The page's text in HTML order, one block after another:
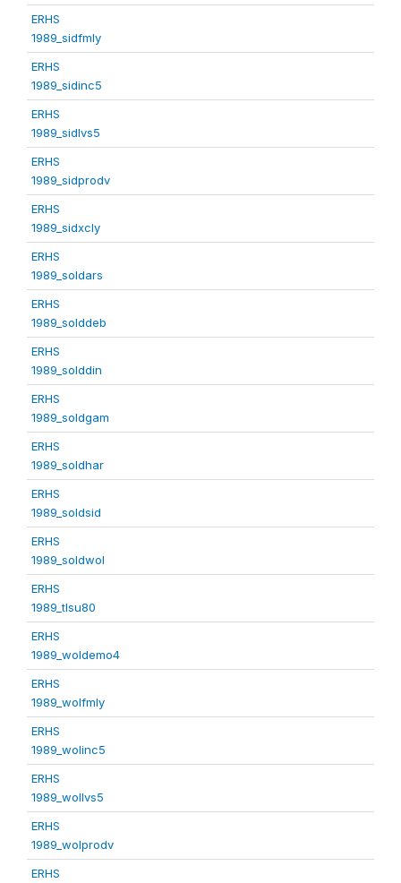
ERHS
1989_sidfmly
ERHS
1989_sidinc5
ERHS
1989_sidlvs5
ERHS
1989_sidprodv
ERHS
1989_sidxcly
ERHS
1989_soldars
ERHS
1989_solddeb
ERHS
1989_solddin
ERHS
1989_soldgam
ERHS
1989_soldhar
ERHS
1989_soldsid
ERHS
1989_soldwol
ERHS
1989_tlsu80
ERHS
1989_woldemo4
ERHS
1989_wolfmly
ERHS
1989_wolinc5
ERHS
1989_wollvs5
ERHS
1989_wolprodv
ERHS